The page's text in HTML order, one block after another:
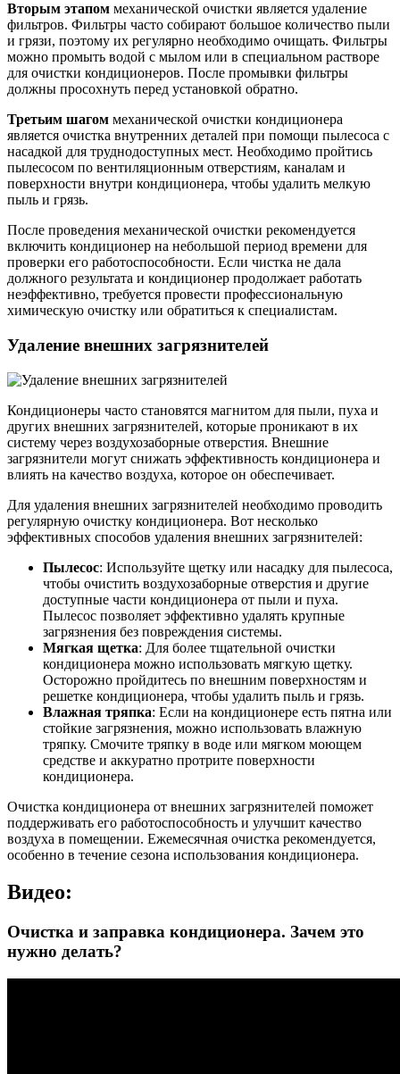
Вторым этапом механической очистки является удаление
фильтров. Фильтры часто собирают большое количество пыли
и грязи, поэтому их регулярно необходимо очищать. Фильтры
можно промыть водой с мылом или в специальном растворе
для очистки кондиционеров. После промывки фильтры
должны просохнуть перед установкой обратно.
Третьим шагом механической очистки кондиционера
является очистка внутренних деталей при помощи пылесоса с
насадкой для труднодоступных мест. Необходимо пройтись
пылесосом по вентиляционным отверстиям, каналам и
поверхности внутри кондиционера, чтобы удалить мелкую
пыль и грязь.
После проведения механической очистки рекомендуется
включить кондиционер на небольшой период времени для
проверки его работоспособности. Если чистка не дала
должного результата и кондиционер продолжает работать
неэффективно, требуется провести профессиональную
химическую очистку или обратиться к специалистам.
Удаление внешних загрязнителей
Кондиционеры часто становятся магнитом для пыли, пуха и
других внешних загрязнителей, которые проникают в их
систему через воздухозаборные отверстия. Внешние
загрязнители могут снижать эффективность кондиционера и
влиять на качество воздуха, которое он обеспечивает.
Для удаления внешних загрязнителей необходимо проводить
регулярную очистку кондиционера. Вот несколько
эффективных способов удаления внешних загрязнителей:
Пылесос: Используйте щетку или насадку для пылесоса,
чтобы очистить воздухозаборные отверстия и другие
доступные части кондиционера от пыли и пуха.
Пылесос позволяет эффективно удалять крупные
загрязнения без повреждения системы.
Мягкая щетка: Для более тщательной очистки
кондиционера можно использовать мягкую щетку.
Осторожно пройдитесь по внешним поверхностям и
решетке кондиционера, чтобы удалить пыль и грязь.
Влажная тряпка: Если на кондиционере есть пятна или
стойкие загрязнения, можно использовать влажную
тряпку. Смочите тряпку в воде или мягком моющем
средстве и аккуратно протрите поверхности
кондиционера.
Очистка кондиционера от внешних загрязнителей поможет
поддерживать его работоспособность и улучшит качество
воздуха в помещении. Ежемесячная очистка рекомендуется,
особенно в течение сезона использования кондиционера.
Видео:
Очистка и заправка кондиционера. Зачем это
нужно делать?